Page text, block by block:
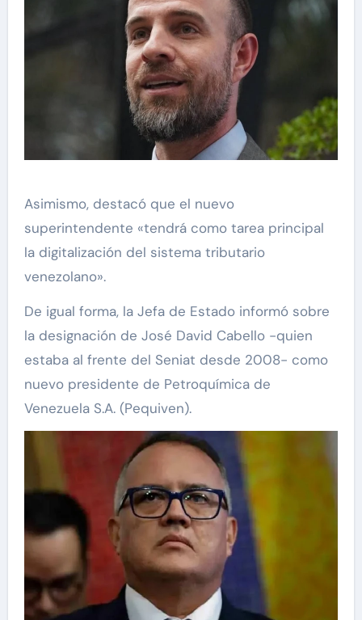
Asimismo, destacó que el nuevo
superintendente «tendrá como tarea principal
la digitalización del sistema tributario
venezolano».
De igual forma, la Jefa de Estado informó sobre
la designación de José David Cabello -quien
estaba al frente del Seniat desde 2008- como
nuevo presidente de Petroquímica de
Venezuela S.A. (Pequiven).